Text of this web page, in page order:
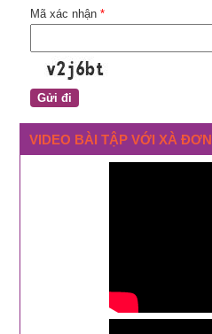
Mã xác nhận *
VIDEO BÀI TẬP VỚI XÀ ĐƠN